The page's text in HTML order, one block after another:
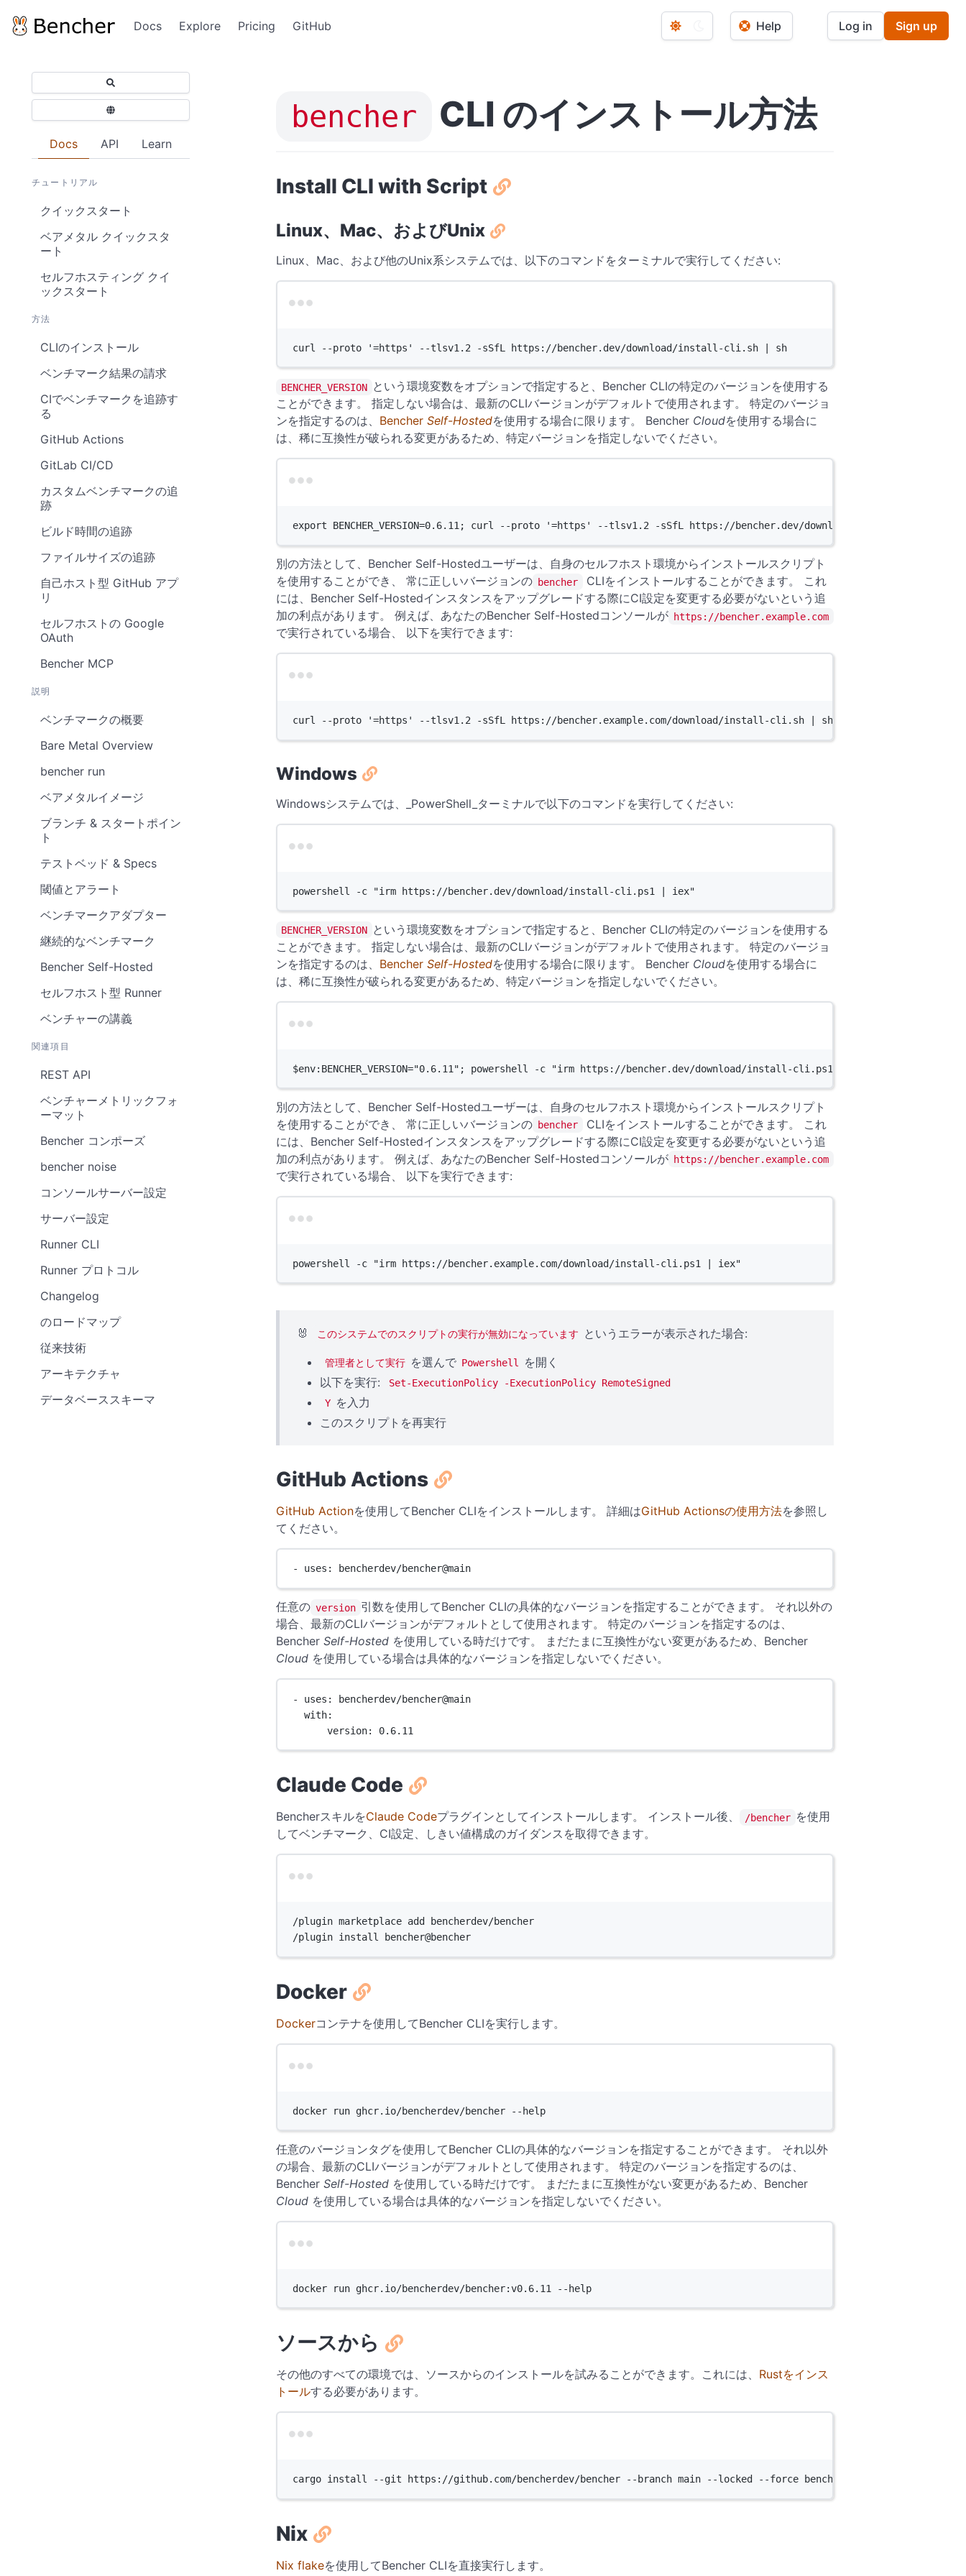
Docs Explore Pricing GitHub Help Log in Sign up
Docs API Learn
チュートリアル
クイックスタート
ベアメタル クイックスタ
ート
セルフホスティング クイ
ックスタート
方法
CLIのインストール
ベンチマーク結果の請求
CIでベンチマークを追跡す
る
GitHub Actions
GitLab CI/CD
カスタムベンチマークの追
跡
ビルド時間の追跡
ファイルサイズの追跡
自己ホスト型 GitHub アプ
リ
セルフホストの Google
OAuth
Bencher MCP
説明
ベンチマークの概要
Bare Metal Overview
bencher run
ベアメタルイメージ
ブランチ & スタートポイン
ト
テストベッド & Specs
閾値とアラート
ベンチマークアダプター
継続的なベンチマーク
Bencher Self-Hosted
セルフホスト型 Runner
ベンチャーの講義
関連項目
REST API
ベンチャーメトリックフォ
ーマット
Bencher コンポーズ
bencher noise
コンソールサーバー設定
サーバー設定
Runner CLI
Runner プロトコル
Changelog
のロードマップ
従来技術
アーキテクチャ
データベーススキーマ
bencher CLI のインストール方法
Install CLI with Script
Linux、Mac、およびUnix
Linux、Mac、および他のUnix系システムでは、以下のコマンドをターミナルで実行してください:
curl --proto '=https' --tlsv1.2 -sSfL https://bencher.dev/download/install-cli.sh sh
BENCHER_VERSION という環境変数をオプションで指定すると、Bencher CLIの特定のバージョンを使用する
ことができます。 指定しない場合は、最新のCLIバージョンがデフォルトで使用されます。 特定のバージョ
ンを指定するのは、 Bencher Self-Hostedを使用する場合に限ります。 Bencher Cloudを使用する場合に
は、稀に互換性が破られる変更があるため、特定バージョンを指定しないでください。
export BENCHER_VERSION=0.6.11 ; curl --proto '=https' --tlsv1.2 -sSfL https://bencher.dev/download/install-cli.sh
別の方法として、Bencher Self-Hostedユーザーは、自身のセルフホスト環境からインストールスクリプト
を使用することができ、 常に正しいバージョンの bencher
CLIをインストールすることができます。 これ
には、Bencher Self-Hostedインスタンスをアップグレードする際にCI設定を変更する必要がないという追
加の利点があります。 例えば、あなたのBencher Self-Hostedコンソールが https://bencher.example.com
で実行されている場合、 以下を実行できます:
curl --proto '=https' --tlsv1.2 -sSfL https://bencher.example.com/download/install-cli.sh sh
Windows
Windowsシステムでは、_PowerShell_ターミナルで以下のコマンドを実行してください:
powershell -c "irm https://bencher.dev/download/install-cli.ps1 | iex"
BENCHER_VERSION という環境変数をオプションで指定すると、Bencher CLIの特定のバージョンを使用する
ことができます。 指定しない場合は、最新のCLIバージョンがデフォルトで使用されます。 特定のバージョ
ンを指定するのは、 Bencher Self-Hostedを使用する場合に限ります。 Bencher Cloudを使用する場合に
は、稀に互換性が破られる変更があるため、特定バージョンを指定しないでください。
$env: BENCHER_VERSION="0.6.11" ; powershell -c "irm https://bencher.dev/download/install-cli.ps1 | iex"
別の方法として、Bencher Self-Hostedユーザーは、自身のセルフホスト環境からインストールスクリプト
を使用することができ、 常に正しいバージョンの bencher
CLIをインストールすることができます。 これ
には、Bencher Self-Hostedインスタンスをアップグレードする際にCI設定を変更する必要がないという追
加の利点があります。 例えば、あなたのBencher Self-Hostedコンソールが https://bencher.example.com
で実行されている場合、 以下を実行できます:
powershell -c "irm https://bencher.example.com/download/install-cli.ps1 | iex"
🐰 このシステムでのスクリプトの実行が無効になっています というエラーが表示された場合:
管理者として実行 を選んで Powershell
を開く
以下を実行:
Set-ExecutionPolicy -ExecutionPolicy RemoteSigned
Y を入力
このスクリプトを再実行
GitHub Actions
GitHub Actionを使用してBencher CLIをインストールします。 詳細はGitHub Actionsの使用方法を参照し
てください。
- uses : bencherdev/bencher@main
任意の version 引数を使用してBencher CLIの具体的なバージョンを指定することができます。 それ以外の
場合、最新のCLIバージョンがデフォルトとして使用されます。 特定のバージョンを指定するのは、
Bencher Self-Hosted を使用している時だけです。 まだたまに互換性がない変更があるため、Bencher
Cloud を使用している場合は具体的なバージョンを指定しないでください。
- uses :
bencherdev/bencher@main
with:
version: 0.6.11
Claude Code
BencherスキルをClaude Codeプラグインとしてインストールします。 インストール後、 /bencher を使用
してベンチマーク、CI設定、しきい値構成のガイダンスを取得できます。
/plugin marketplace add
bencherdev/bencher
/plugin install bencher@bencher
Docker
Dockerコンテナを使用してBencher CLIを実行します。
docker run ghcr.io/bencherdev/bencher --help
任意のバージョンタグを使用してBencher CLIの具体的なバージョンを指定することができます。 それ以外
の場合、最新のCLIバージョンがデフォルトとして使用されます。 特定のバージョンを指定するのは、
Bencher Self-Hosted を使用している時だけです。 まだたまに互換性がない変更があるため、Bencher
Cloud を使用している場合は具体的なバージョンを指定しないでください。
docker run ghcr.io/bencherdev/bencher:v0.6.11 --help
ソースから
その他のすべての環境では、ソースからのインストールを試みることができます。これには、 Rustをインス
トールする必要があります。
cargo install --git https://github.com/bencherdev/bencher --branch main --locked --force bencher_cli
Nix
Nix flakeを使用してBencher CLIを直接実行します。